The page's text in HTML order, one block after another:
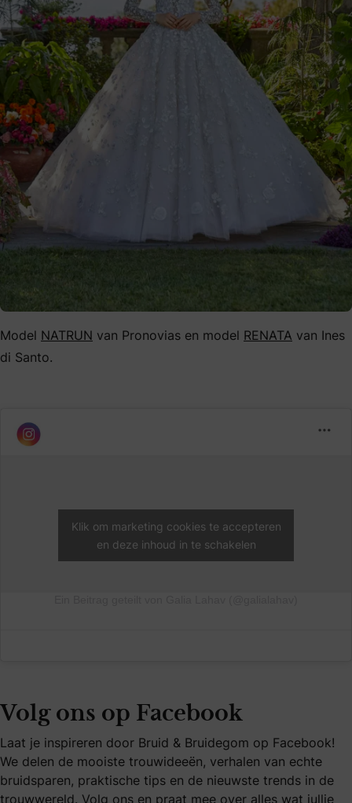
Model NATRUN van Pronovias en model RENATA van Ines
di Santo.
Klik om marketing cookies te accepteren
en deze inhoud in te schakelen
Volg ons op Facebook
Laat je inspireren door Bruid & Bruidegom op Facebook!
We delen de mooiste trouwideeën, verhalen van echte
bruidsparen, praktische tips en de nieuwste trends in de
trouwwereld. Volg ons en praat mee over alles wat jullie